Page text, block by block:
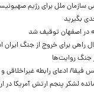
سازمان ملل برای رژیم
بگیرید
راهی برای خروج از جنگ
جنگ روایت‌ها
ادعای رابطه غیراخلاقی و
لشکر پنجم ارتش آمریکا در